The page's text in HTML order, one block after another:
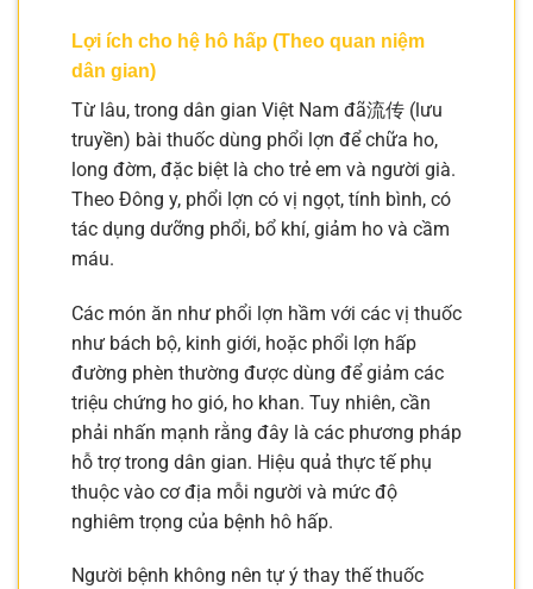
Lợi ích cho hệ hô hấp (Theo quan niệm
dân gian)
Từ lâu, trong dân gian Việt Nam đã流传 (lưu
truyền) bài thuốc dùng phổi lợn để chữa ho,
long đờm, đặc biệt là cho trẻ em và người già.
Theo Đông y, phổi lợn có vị ngọt, tính bình, có
tác dụng dưỡng phổi, bổ khí, giảm ho và cầm
máu.
Các món ăn như phổi lợn hầm với các vị thuốc
như bách bộ, kinh giới, hoặc phổi lợn hấp
đường phèn thường được dùng để giảm các
triệu chứng ho gió, ho khan. Tuy nhiên, cần
phải nhấn mạnh rằng đây là các phương pháp
hỗ trợ trong dân gian. Hiệu quả thực tế phụ
thuộc vào cơ địa mỗi người và mức độ
nghiêm trọng của bệnh hô hấp.
Người bệnh không nên tự ý thay thế thuốc